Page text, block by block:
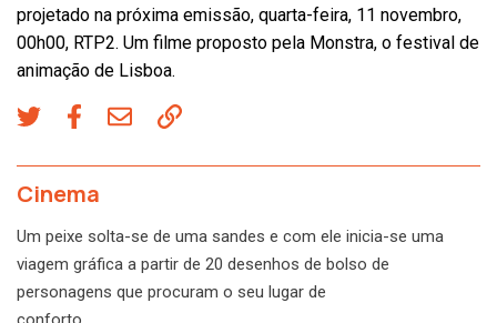
projetado na próxima emissão, quarta-feira, 11 novembro,
00h00, RTP2. Um filme proposto pela Monstra, o festival de
animação de Lisboa.
Cinema
Um peixe solta-se de uma sandes e com ele inicia-se uma
viagem gráfica a partir de 20 desenhos de bolso de
personagens que procuram o seu lugar de